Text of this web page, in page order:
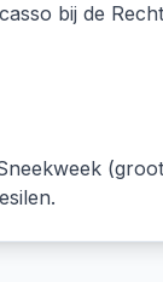
bij de